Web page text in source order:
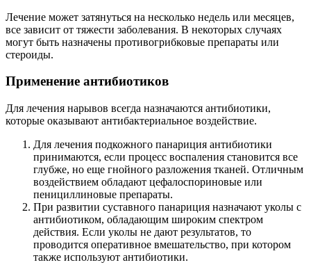
Лечение может затянуться на несколько недель или месяцев,
все зависит от тяжести заболевания. В некоторых случаях
могут быть назначены противогрибковые препараты или
стероиды.
Применение антибиотиков
Для лечения нарывов всегда назначаются антибиотики,
которые оказывают антибактериальное воздействие.
Для лечения подкожного панариция антибиотики
принимаются, если процесс воспаления становится все
глубже, но еще гнойного разложения тканей. Отличным
воздействием обладают цефалоспориновые или
пенициллиновые препараты.
При развитии суставного панариция назначают уколы с
антибиотиком, обладающим широким спектром
действия. Если уколы не дают результатов, то
проводится оперативное вмешательство, при котором
также используют антибиотики.